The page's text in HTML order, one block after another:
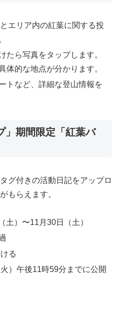
エリア内の紅葉に関する投
たら写真をタップします。
体的な地点が分かります。
トなど、詳細な登山情報を
」期間限定「紅葉バ
グ付きの活動日記をアップロ
もらえます。
土）〜11月30日（土）
る
）午後11時59分までに公開